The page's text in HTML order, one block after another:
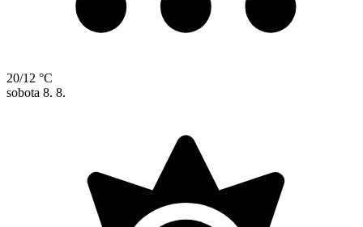
20/12 °C
sobota 8. 8.